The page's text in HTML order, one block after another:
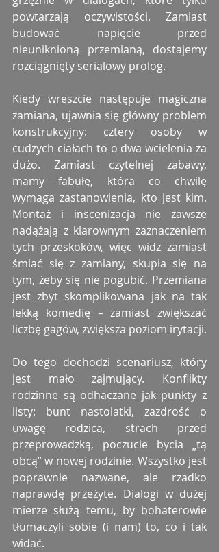
powtarzają oczywistości. Zamiast
budować napięcie przed
nieuniknioną przemianą, dostajemy
rozciągnięty serialowy prolog.
Kiedy wreszcie następuje magiczna
zamiana, ujawnia się główny problem
konstrukcyjny: cztery osoby w
cudzych ciałach to o dwa wcielenia za
dużo. Zamiast czytelnej zabawy,
mamy fabułę, która co chwilę
wymaga zastanowienia, kto jest kim.
Montaż i inscenizacja nie zawsze
nadążają z klarownym zaznaczeniem
tych przeskoków, więc widz zamiast
śmiać się z zamiany, skupia się na
tym, żeby się nie pogubić. Przemiana
jest zbyt skomplikowana jak na tak
lekką komedię – zamiast zwiększać
liczbę gagów, zwiększa poziom irytacji.
Do tego dochodzi scenariusz, który
jest mało zajmujący. Konflikty
rodzinne są odhaczane jak punkty z
listy: bunt nastolatki, zazdrość o
uwagę rodzica, strach przed
przeprowadzką, poczucie bycia „tą
obcą” w nowej rodzinie. Wszystko jest
poprawnie nazwane, ale rzadko
naprawdę przeżyte. Dialogi w dużej
mierze służą temu, by bohaterowie
tłumaczyli sobie (i nam) to, co i tak
widać.